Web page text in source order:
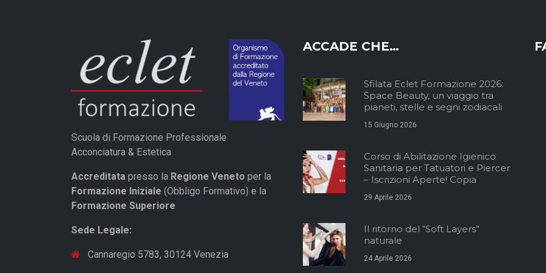
Scuola di Formazione Professionale
Acconciatura & Estetica
Accreditata presso la Regione Veneto per la
Formazione Iniziale (Obbligo Formativo) e la
Formazione Superiore
Sede Legale:
Cannaregio 5783, 30124 Venezia
ACCADE CHE…
Sfilata Eclet Formazione 2026:
Space Beauty, un viaggio tra
pianeti, stelle e segni zodiacali
15 Giugno 2026
Corso di Abilitazione Igienico
Sanitaria per Tatuatori e Piercer
– Iscrizioni Aperte! Copia
29 Aprile 2026
Il ritorno del “Soft Layers”
naturale
24 Aprile 2026